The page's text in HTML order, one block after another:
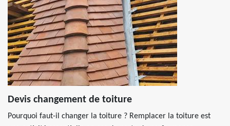
Devis changement de toiture
Pourquoi faut-il changer la toiture ? Remplacer la toiture est